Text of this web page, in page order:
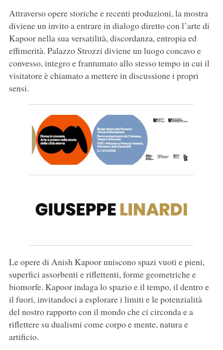
Attraverso opere storiche e recenti produzioni, la mostra
diviene un invito a entrare in dialogo diretto con l’arte di
Kapoor nella sua versatilità, discordanza, entropia ed
effimerità. Palazzo Strozzi diviene un luogo concavo e
convesso, integro e frantumato allo stesso tempo in cui il
visitatore è chiamato a mettere in discussione i propri
sensi.
Le opere di Anish Kapoor uniscono spazi vuoti e pieni,
superfici assorbenti e riflettenti, forme geometriche e
biomorfe. Kapoor indaga lo spazio e il tempo, il dentro e
il fuori, invitandoci a esplorare i limiti e le potenzialità
del nostro rapporto con il mondo che ci circonda e a
riflettere su dualismi come corpo e mente, natura e
artificio.